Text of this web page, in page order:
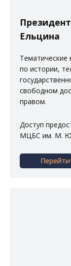
Ельцина
Тематические
по истории,
свободном
правом.
Доступ
МЦБС им. М.